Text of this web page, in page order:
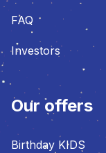
FAQ
Investors
Our offers
Birthday KIDS